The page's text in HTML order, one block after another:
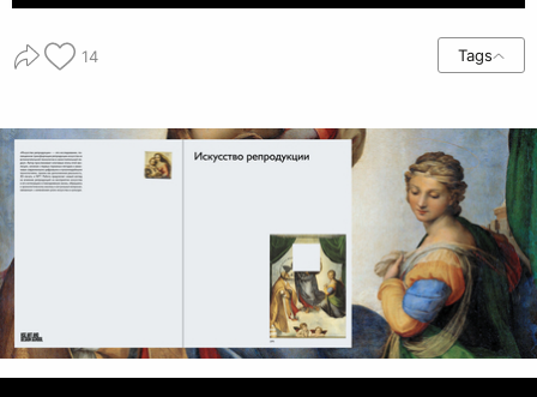
14 Tags